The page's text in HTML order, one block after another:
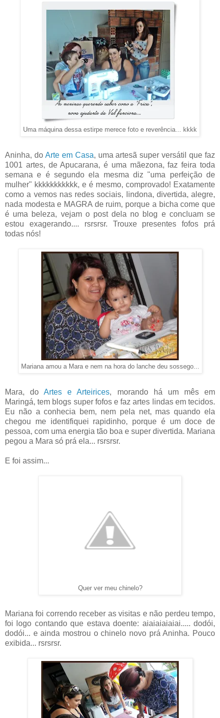
Uma máquina dessa estirpe merece foto e reverência... kkkk
Aninha, do Arte em Casa, uma artesã super versátil que faz
1001 artes, de Apucarana, é uma mãezona, faz feira toda
semana e é segundo ela mesma diz "uma perfeição de
mulher" kkkkkkkkkkk, e é mesmo, comprovado! Exatamente
como a vemos nas redes sociais, lindona, divertida, alegre,
nada modesta e MAGRA de ruim, porque a bicha come que
é uma beleza, vejam o post dela no blog e concluam se
estou exagerando.... rsrsrsr. Trouxe presentes fofos prá
todas nós!
Mariana amou a Mara e nem na hora do lanche deu sossego...
Mara, doArtes e Arteirices, morando há um mês em
Maringá, tem blogs super fofos e faz artes lindas em tecidos.
Eu não a conhecia bem, nem pela net, mas quando ela
chegou me identifiquei rapidinho, porque é um doce de
pessoa, com uma energia tão boa e super divertida. Mariana
pegou a Mara só prá ela... rsrsrsr.
E foi assim...
Quer ver meu chinelo?
Mariana foi correndo receber as visitas e não perdeu tempo,
foi logo contando que estava doente: aiaiaiaiaiai..... dodói,
dodói... e ainda mostrou o chinelo novo prá Aninha. Pouco
exibida... rsrsrsr.